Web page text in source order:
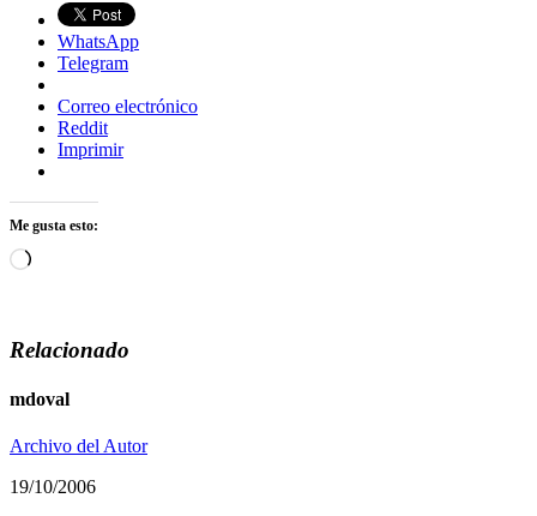
WhatsApp
Telegram
Correo electrónico
Reddit
Imprimir
Me gusta esto:
Cargando...
Relacionado
mdoval
Archivo del Autor
19/10/2006